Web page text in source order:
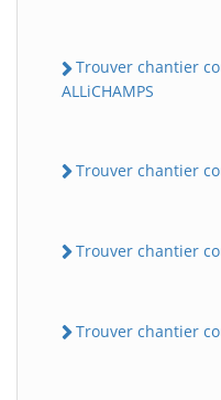
Trouver chantier
ALLiCHAMPS
Trouver chantier
Trouver chantier
Trouver chantier